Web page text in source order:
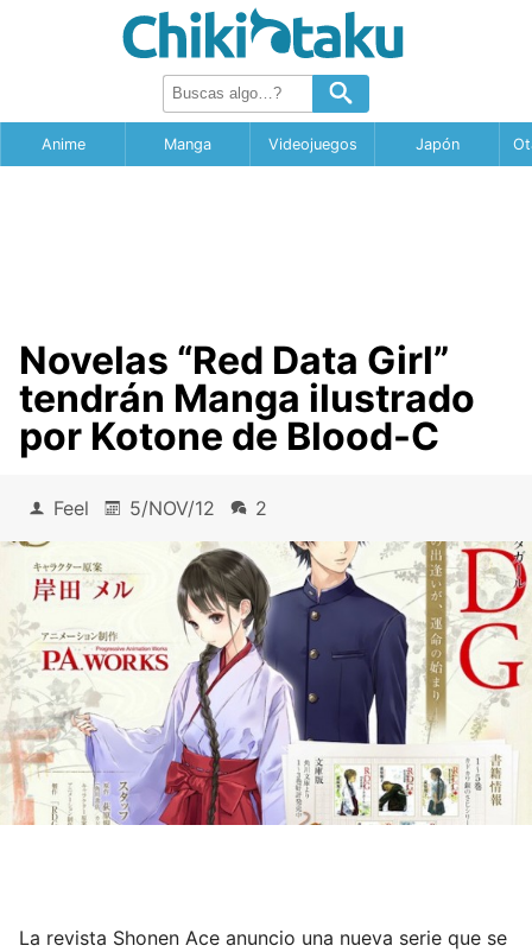
Anime Manga Videojuegos Japón
Novelas “Red Data Girl”
tendrán Manga ilustrado
por Kotone de Blood-C
Feel 5/NOV/12 2
La revista Shonen Ace anuncio una nueva serie que se